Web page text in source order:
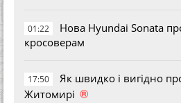
01:22
Нова Hyundai Sonata
кросоверам
17:50
Як швидко і вигідно
Житомирі ®